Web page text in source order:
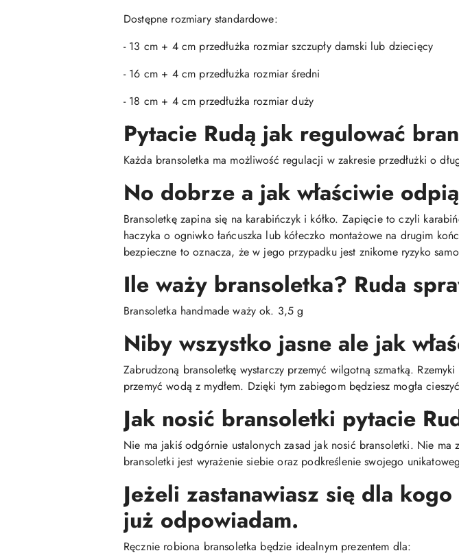
Dostępne rozmiary standardowe:
- 13 cm + 4 cm przedłużka rozmiar szczupły damski lub dziecięcy
- 16 cm + 4 cm przedłużka rozmiar średni
- 18 cm + 4 cm przedłużka rozmiar duży
Pytacie Rudą jak regulować
Każda bransoletka ma możliwość regulacji w zakresie przedłużki o
No dobrze a jak właściwie
Bransoletkę zapina się na karabińczyk i kółko. Zapięcie to czyli
haczyka o ogniwko łańcuszka lub kółeczko montażowe na drugim
bezpieczne to oznacza, że w jego przypadku jest znikome ryzyko
Ile waży bransoletka? Ruda
Bransoletka handmade waży ok. 3,5 g
Niby wszystko jasne ale jak
Zabrudzoną bransoletkę wystarczy przemyć wilgotną szmatką.
przemyć wodą z mydłem. Dzięki tym zabiegom będziesz mogła
Jak nosić bransoletki pytacie
Nie ma jakiś odgórnie ustalonych zasad jak nosić bransoletki. Nie ma
bransoletki jest wyrażenie siebie oraz podkreślenie swojego
Jeżeli zastanawiasz się dla
już odpowiadam.
Ręcznie robiona bransoletka będzie idealnym prezentem dla: